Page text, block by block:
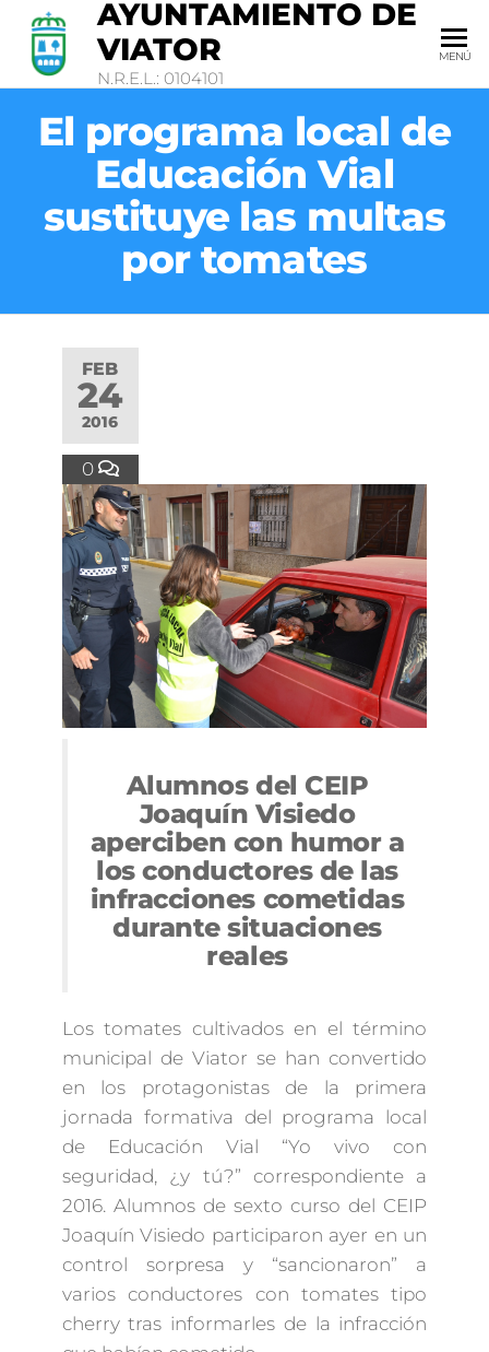
AYUNTAMIENTO DE
VIATOR
N.R.E.L.: 0104101
MENÚ
El programa local de
Educación Vial
sustituye las multas
por tomates
FEB
24
2016
0
Alumnos del CEIP
Joaquín Visiedo
aperciben con humor a
los conductores de las
infracciones cometidas
durante situaciones
reales
Los tomates cultivados en el término
municipal de Viator se han convertido
en los protagonistas de la primera
jornada formativa del programa local
de Educación Vial “Yo vivo con
seguridad, ¿y tú?” correspondiente a
2016. Alumnos de sexto curso del CEIP
Joaquín Visiedo participaron ayer en un
control sorpresa y “sancionaron” a
varios conductores con tomates tipo
cherry tras informarles de la infracción